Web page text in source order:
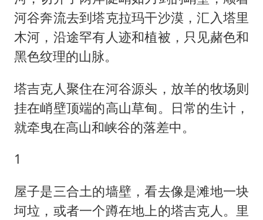
河谷奔流去到塔克拉玛干沙漠，汇入塔里
木河，沿途罕有人迹和植被，只见赭色和
黑色纹理的山脉。
塔吉克人聚住在河谷源头，放羊的牧场则
挂在峭壁顶端的高山草甸。日常的生计，
就牵曳在高山和峡谷的落差中。
1
屋子是三合土的墙壁，看去像是滩地一块
坷垃，或者一个蹲在地上的塔吉克人。里